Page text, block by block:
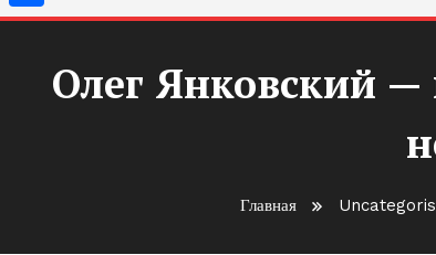
Олег Янковский —
Главная
Отправить